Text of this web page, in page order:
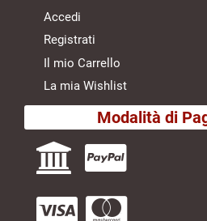
Accedi
Registrati
Il mio Carrello
La mia Wishlist
Modalità di